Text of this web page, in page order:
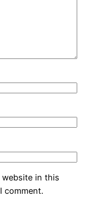
website in this
comment.